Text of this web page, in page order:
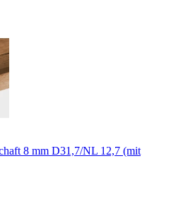
8 mm D31,7/NL 12,7 (mit